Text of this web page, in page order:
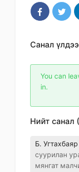
Санал
You can
in.
Нийт санал
Б. Угтахбаяр
суурилан
мянгат